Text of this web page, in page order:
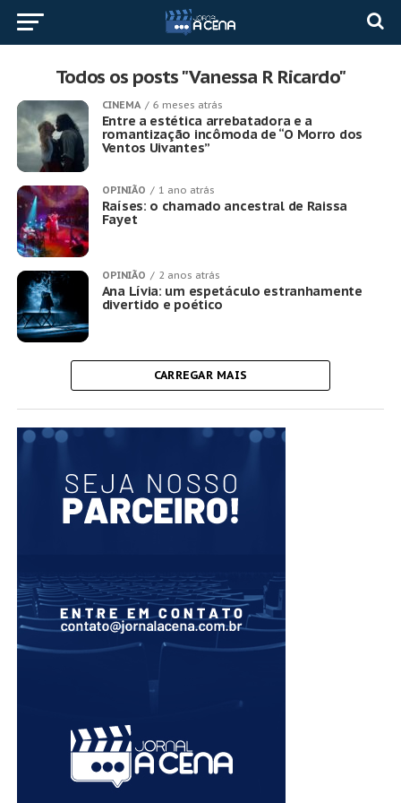
Todos os posts "Vanessa R Ricardo"
CINEMA 6 meses atrás
Entre a estética arrebatadora e a
romantização incômoda de “O Morro dos
Ventos Uivantes”
OPINIÃO 1 ano atrás
Raíses: o chamado ancestral de Raissa
Fayet
OPINIÃO 2 anos atrás
Ana Lívia: um espetáculo estranhamente
divertido e poético
CARREGAR MAIS